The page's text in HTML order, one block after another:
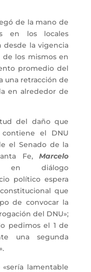
de la mano de
en los locales
desde la vigencia
de los mismos en
promedio del
una retracción de
en alrededor de
del daño que
el DNU
el Senado de la
Fe,
Marcelo
diálogo
político espera
que
de convocar la
del DNU»;
pedimos el 1 de
una segunda
lamentable